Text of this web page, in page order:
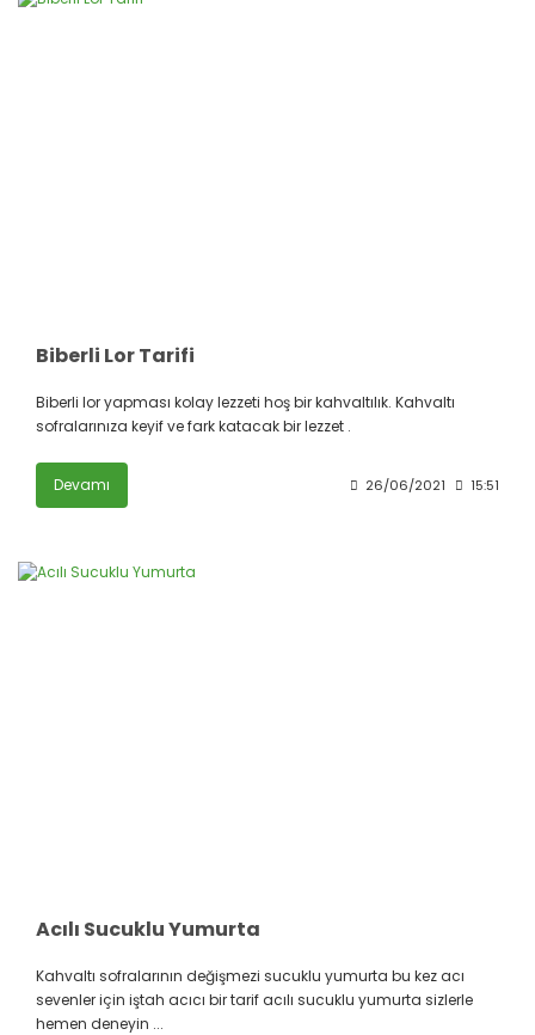
Biberli Lor Tarifi
Biberli lor yapması kolay lezzeti hoş bir kahvaltılık. Kahvaltı
sofralarınıza keyif ve fark katacak bir lezzet .
Devamı 26/06/2021 15:51
Acılı Sucuklu Yumurta
Kahvaltı sofralarının değişmezi sucuklu yumurta bu kez acı
sevenler için iştah acıcı bir tarif acılı sucuklu yumurta sizlerle
hemen deneyin ...